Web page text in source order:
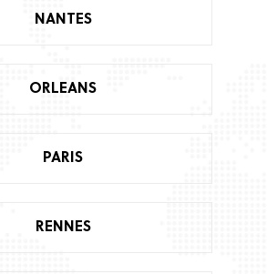
NANTES
ORLEANS
PARIS
RENNES